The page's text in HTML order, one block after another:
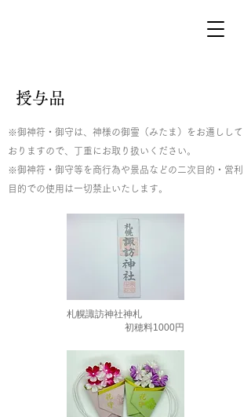
授与品
※御神符・御守は、神様の御霊（みたま）をお遷しして
おりますので、丁重にお取り扱いください。
※御神符・御守等を商行為や景品などの二次目的・営利
目的での使用は一切禁止いたします。
札幌諏訪神社神札
初穂料1000円